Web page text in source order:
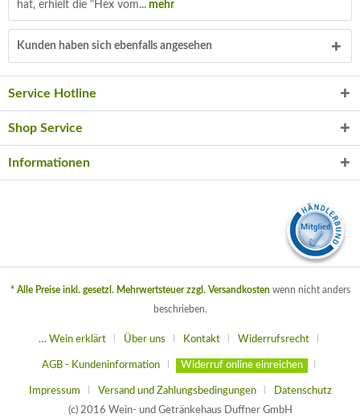
hat, erhielt die "Hex vom... mehr
Kunden haben sich ebenfalls angesehen
Service Hotline
Shop Service
Informationen
* Alle Preise inkl. gesetzl. Mehrwertsteuer zzgl. Versandkostenwenn nicht anders
beschrieben.
… Wein erklärt Über uns Kontakt Widerrufsrecht
AGB - Kundeninformation Widerruf online einreichen
Impressum Versand und Zahlungsbedingungen
Datenschutz
(c) 2016 Wein- und Getränkehaus Duffner GmbH